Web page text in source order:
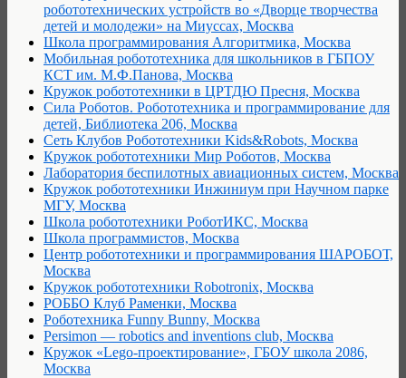
робототехнических устройств во «Дворце творчества
детей и молодежи» на Миуссах, Москва
Школа программирования Алгоритмика, Москва
Мобильная робототехника для школьников в ГБПОУ
КСТ им. М.Ф.Панова, Москва
Кружок робототехники в ЦРТДЮ Пресня, Москва
Сила Роботов. Робототехника и программирование для
детей, Библиотека 206, Москва
Сеть Клубов Робототехники Kids&Robots, Москва
Кружок робототехники Мир Роботов, Москва
Лаборатория беспилотных авиационных систем, Москва
Кружок робототехники Инжиниум при Научном парке
МГУ, Москва
Школа робототехники РоботИКС, Москва
Школа программистов, Москва
Центр робототехники и программирования ШАРОБОТ,
Москва
Кружок робототехники Robotronix, Москва
РОББО Клуб Раменки, Москва
Роботехника Funny Bunny, Москва
Persimon — robotics and inventions club, Москва
Кружок «Lego-проектирование», ГБОУ школа 2086,
Москва